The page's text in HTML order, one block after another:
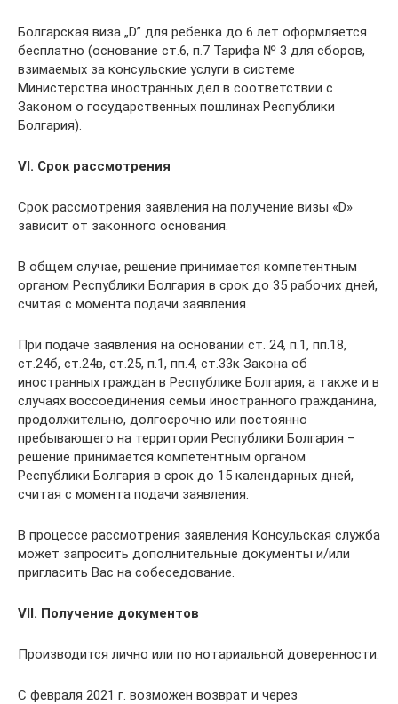
Болгарская виза „D” для ребенка до 6 лет оформляется
бесплатно (основание ст.6, п.7 Тарифа № 3 для сборов,
взимаемых за консульские услуги в системе
Министерства иностранных дел в соответствии с
Законом о государственных пошлинах Республики
Болгария).
VІ. Срок рассмотрения
Срок рассмотрения заявления на получение визы «D»
зависит от законного основания.
В общем случае, решение принимается компетентным
органом Республики Болгария в срок до 35 рабочих дней,
считая с момента подачи заявления.
При подаче заявления на основании ст. 24, п.1, пп.18,
ст.24б, ст.24в, ст.25, п.1, пп.4, ст.33к Закона об
иностранных граждан в Республике Болгария, а также и в
случаях воссоединения семьи иностранного гражданина,
продолжительно, долгосрочно или постоянно
пребывающего на территории Республики Болгария –
решение принимается компетентным органом
Республики Болгария в срок до 15 календарных дней,
считая с момента подачи заявления.
В процессе рассмотрения заявления Консульская служба
может запросить дополнительные документы и/или
пригласить Вас на собеседование.
VІІ. Получение документов
Производится лично или по нотариальной доверенности.
С февраля 2021 г. возможен возврат и через